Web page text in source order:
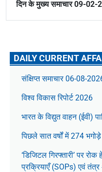
दिन के मुख्य समाचार 09-02-
DAILY CURRENT
संक्षिप्त समाचार 06-08-
विश्व विकास रिपोर्ट 2026
भारत के विद्युत वाहन (ईवी)
पिछले सात वर्षों में 274
‘डिजिटल गिरफ्तारी’ पर
प्रक्रियाएँ (SOPs) एवं तंत्र